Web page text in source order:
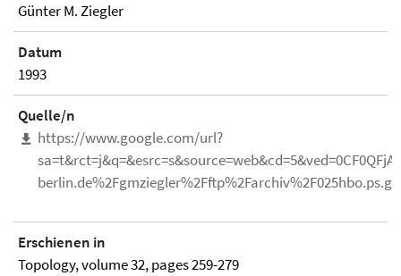
Günter M. Ziegler
Datum
1993
Quelle/n
https://www.google.com/url?
Erschienen in
Topology, volume 32, pages 259-279